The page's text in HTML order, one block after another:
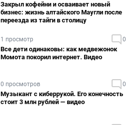
Закрыл кофейни и осваивает новый
бизнес: жизнь алтайского Маугли после
переезда из тайги в столицу
1 просмотр 0
Все дети одинаковы: как медвежонок
Момота покорил интернет. Видео
0 просмотров 0
Музыкант с киберрукой. Его конечность
стоит 3 млн рублей — видео